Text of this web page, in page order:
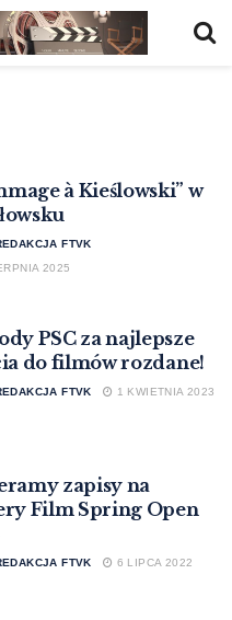
à Kieślowski” w
FTVK
2025
PSC za najlepsze
do filmów rozdane!
FTVK 1 KWIETNIA 2023
zapisy na
Film Spring Open
FTVK 6 LIPCA 2022